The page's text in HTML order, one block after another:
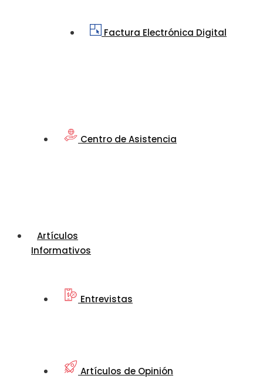
Factura Electrónica Digital
Centro de Asistencia
Artículos
Informativos
Entrevistas
Artículos de Opinión